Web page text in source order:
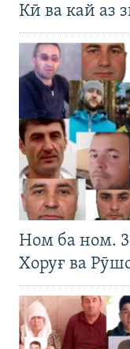
Кӣ ва кай аз
Ном ба ном.
Хоруғ ва